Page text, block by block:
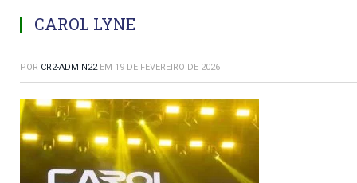
CAROL LYNE
POR CR2-ADMIN22 EM 19 DE FEVEREIRO DE 2026